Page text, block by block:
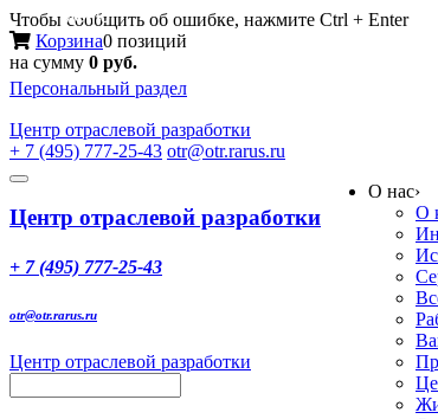
Чтобы сообщить об ошибке, нажмите Ctrl + Enter
Корзина0 позиций
на сумму 0 руб.
Персональный раздел
Центр отраслевой разработки
+ 7 (495) 777-25-43 otr@otr.rarus.ru
Toggle
Меню
Центр отраслевой разработки
+ 7 (495) 777-25-43
otr@otr.rarus.ru
Центр отраслевой разработки
О нас›
О